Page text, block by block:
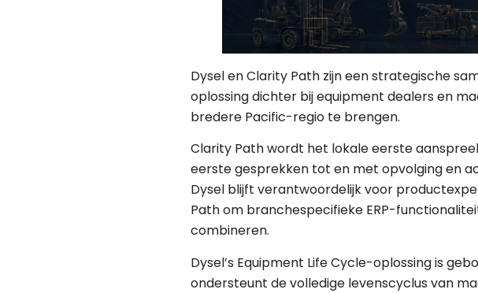
Dysel en Clarity Path zijn een strategische
oplossing dichter bij equipment dealers en
bredere Pacific-regio te brengen.
Clarity Path wordt het lokale eerste
eerste gesprekken tot en met opvolging en
Dysel blijft verantwoordelijk voor
Path om branchespecifieke ERP-
combineren.
Dysel’s Equipment Life Cycle-oplossing is
ondersteunt de volledige levenscyclus van